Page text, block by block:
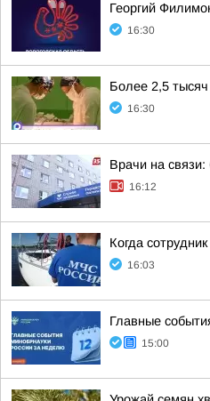
Георгий
16:30
Более 2,5
16:30
Врачи на
16:12
Когда
16:03
Главные
15:00